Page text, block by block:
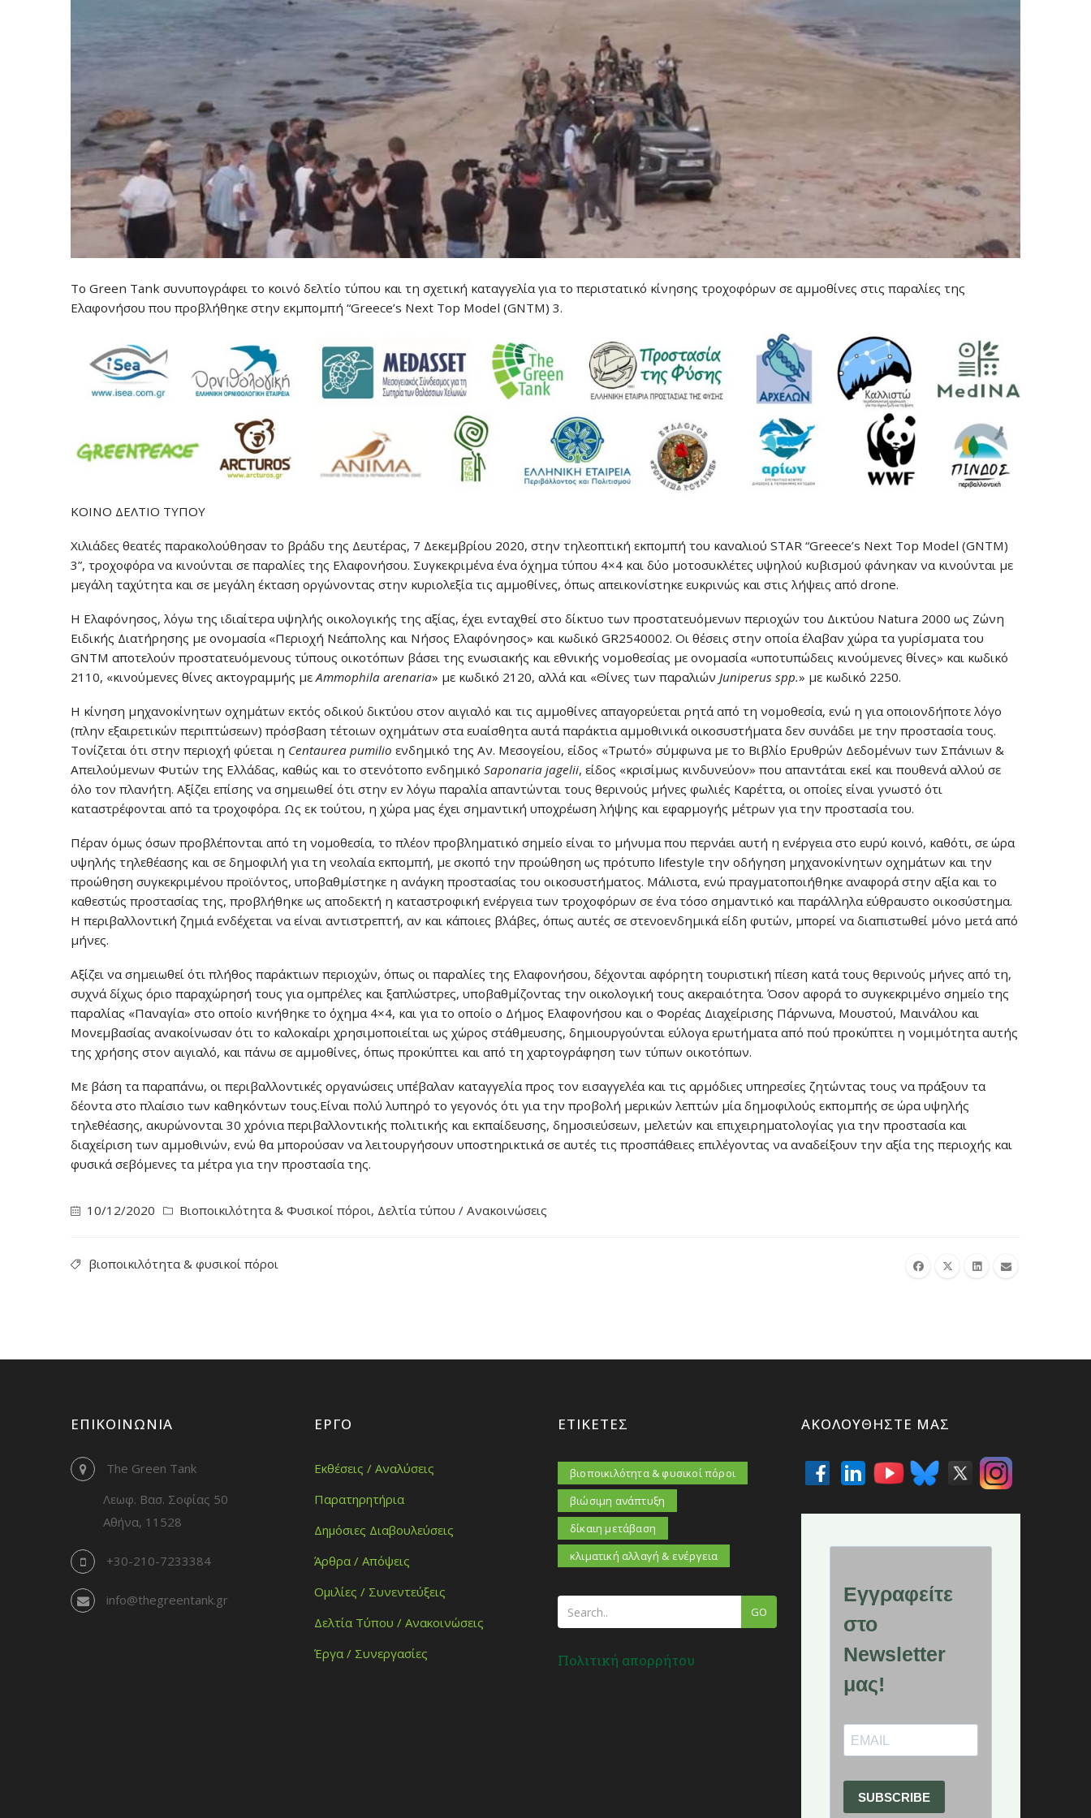
Το Green Tank συνυπογράφει το κοινό δελτίο τύπου και τη σχετική καταγγελία για το περιστατικό κίνησης τροχοφόρων σε αμμοθίνες στις παραλίες της
Ελαφονήσου που προβλήθηκε στην εκμπομπή “Greece’s Next Top Model (GNTM) 3.
ΚΟΙΝΟ ΔΕΛΤΙΟ ΤΥΠΟΥ
Χιλιάδες θεατές παρακολούθησαν το βράδυ της Δευτέρας, 7 Δεκεμβρίου 2020, στην τηλεοπτική εκπομπή του καναλιού STAR “Greece’s Next Top Model (GNTM)
3”, τροχοφόρα να κινούνται σε παραλίες της Ελαφονήσου. Συγκεκριμένα ένα όχημα τύπου 4×4 και δύο μοτοσυκλέτες υψηλού κυβισμού φάνηκαν να κινούνται με
μεγάλη ταχύτητα και σε μεγάλη έκταση οργώνοντας στην κυριολεξία τις αμμοθίνες, όπως απεικονίστηκε ευκρινώς και στις λήψεις από drone.
Η Ελαφόνησος, λόγω της ιδιαίτερα υψηλής οικολογικής της αξίας, έχει ενταχθεί στο δίκτυο των προστατευόμενων περιοχών του Δικτύου Natura 2000 ως Ζώνη
Ειδικής Διατήρησης με ονομασία «Περιοχή Νεάπολης και Νήσος Ελαφόνησος» και κωδικό GR2540002. Οι θέσεις στην οποία έλαβαν χώρα τα γυρίσματα του
GNTM αποτελούν προστατευόμενους τύπους οικοτόπων βάσει της ενωσιακής και εθνικής νομοθεσίας με ονομασία «υποτυπώδεις κινούμενες θίνες» και κωδικό
2110, «κινούμενες θίνες ακτογραμμής μεAmmophila arenaria» με κωδικό 2120, αλλά και «Θίνες των παραλιών Juniperus spp.» με κωδικό 2250.
Η κίνηση μηχανοκίνητων οχημάτων εκτός οδικού δικτύου στον αιγιαλό και τις αμμοθίνες απαγορεύεται ρητά από τη νομοθεσία, ενώ η για οποιονδήποτε λόγο
(πλην εξαιρετικών περιπτώσεων) πρόσβαση τέτοιων οχημάτων στα ευαίσθητα αυτά παράκτια αμμοθινικά οικοσυστήματα δεν συνάδει με την προστασία τους.
Τονίζεται ότι στην περιοχή φύεται η Centaurea pumilio ενδημικό της Αν. Μεσογείου, είδος «Τρωτό» σύμφωνα με το Βιβλίο Ερυθρών Δεδομένων των Σπάνιων &
Απειλούμενων Φυτών της Ελλάδας, καθώς και το στενότοπο ενδημικό Saponaria jagelii, είδος «κρισίμως κινδυνεύον» που απαντάται εκεί και πουθενά αλλού σε
όλο τον πλανήτη. Αξίζει επίσης να σημειωθεί ότι στην εν λόγω παραλία απαντώνται τους θερινούς μήνες φωλιές Καρέττα, οι οποίες είναι γνωστό ότι
καταστρέφονται από τα τροχοφόρα. Ως εκ τούτου, η χώρα μας έχει σημαντική υποχρέωση λήψης και εφαρμογής μέτρων για την προστασία του.
Πέραν όμως όσων προβλέπονται από τη νομοθεσία, το πλέον προβληματικό σημείο είναι το μήνυμα που περνάει αυτή η ενέργεια στο ευρύ κοινό, καθότι, σε ώρα
υψηλής τηλεθέασης και σε δημοφιλή για τη νεολαία εκπομπή, με σκοπό την προώθηση ως πρότυπο lifestyle την οδήγηση μηχανοκίνητων οχημάτων και την
προώθηση συγκεκριμένου προϊόντος, υποβαθμίστηκε η ανάγκη προστασίας του οικοσυστήματος. Μάλιστα, ενώ πραγματοποιήθηκε αναφορά στην αξία και το
καθεστώς προστασίας της, προβλήθηκε ως αποδεκτή η καταστροφική ενέργεια των τροχοφόρων σε ένα τόσο σημαντικό και παράλληλα εύθραυστο οικοσύστημα.
Η περιβαλλοντική ζημιά ενδέχεται να είναι αντιστρεπτή, αν και κάποιες βλάβες, όπως αυτές σε στενοενδημικά είδη φυτών, μπορεί να διαπιστωθεί μόνο μετά από
μήνες.
Αξίζει να σημειωθεί ότι πλήθος παράκτιων περιοχών, όπως οι παραλίες της Ελαφονήσου, δέχονται αφόρητη τουριστική πίεση κατά τους θερινούς μήνες από τη,
συχνά δίχως όριο παραχώρησή τους για ομπρέλες και ξαπλώστρες, υποβαθμίζοντας την οικολογική τους ακεραιότητα. Όσον αφορά το συγκεκριμένο σημείο της
παραλίας «Παναγία» στο οποίο κινήθηκε το όχημα 4×4, και για το οποίο ο Δήμος Ελαφονήσου και ο Φορέας Διαχείρισης Πάρνωνα, Μουστού, Μαινάλου και
Μονεμβασίας ανακοίνωσαν ότι το καλοκαίρι χρησιμοποιείται ως χώρος στάθμευσης, δημιουργούνται εύλογα ερωτήματα από πού προκύπτει η νομιμότητα αυτής
της χρήσης στον αιγιαλό, και πάνω σε αμμοθίνες, όπως προκύπτει και από τη χαρτογράφηση των τύπων οικοτόπων.
Με βάση τα παραπάνω, οι περιβαλλοντικές οργανώσεις υπέβαλαν καταγγελία προς τον εισαγγελέα και τις αρμόδιες υπηρεσίες ζητώντας τους να πράξουν τα
δέοντα στο πλαίσιο των καθηκόντων τους.Είναι πολύ λυπηρό το γεγονός ότι για την προβολή μερικών λεπτών μία δημοφιλούς εκπομπής σε ώρα υψηλής
τηλεθέασης, ακυρώνονται 30 χρόνια περιβαλλοντικής πολιτικής και εκπαίδευσης, δημοσιεύσεων, μελετών και επιχειρηματολογίας για την προστασία και
διαχείριση των αμμοθινών, ενώ θα μπορούσαν να λειτουργήσουν υποστηρικτικά σε αυτές τις προσπάθειες επιλέγοντας να αναδείξουν την αξία της περιοχής και
φυσικά σεβόμενες τα μέτρα για την προστασία της.
10/12/2020 Βιοποικιλότητα & Φυσικοί πόροι, Δελτία τύπου / Ανακοινώσεις
βιοποικιλότητα & φυσικοί πόροι
ΕΠΙΚΟΙΝΩΝΊΑ
The Green Tank
Λεωφ. Βασ. Σοφίας 50
Αθήνα, 11528
+30-210-7233384
info@thegreentank.gr
ΈΡΓΟ
Εκθέσεις / Αναλύσεις
Παρατηρητήρια
Δημόσιες Διαβουλεύσεις
Άρθρα / Απόψεις
Ομιλίες / Συνεντεύξεις
Δελτία Τύπου / Ανακοινώσεις
Έργα / Συνεργασίες
ΕΤΙΚΈΤΕΣ
βιοποικιλότητα & φυσικοί πόροι
βιώσιμη ανάπτυξη
δίκαιη μετάβαση
κλιματική αλλαγή & ενέργεια
GO
Πολιτική απορρήτου
ΑΚΟΛΟΥΘΉΣΤΕ ΜΑΣ